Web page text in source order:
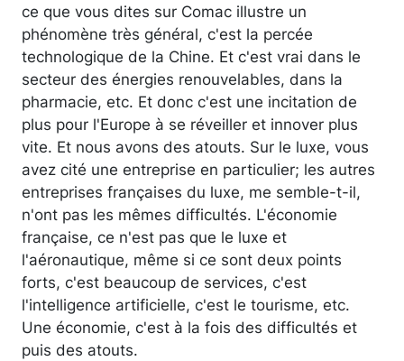
ce que vous dites sur Comac illustre un
phénomène très général, c'est la percée
technologique de la Chine. Et c'est vrai dans le
secteur des énergies renouvelables, dans la
pharmacie, etc. Et donc c'est une incitation de
plus pour l'Europe à se réveiller et innover plus
vite. Et nous avons des atouts. Sur le luxe, vous
avez cité une entreprise en particulier; les autres
entreprises françaises du luxe, me semble-t-il,
n'ont pas les mêmes difficultés. L'économie
française, ce n'est pas que le luxe et
l'aéronautique, même si ce sont deux points
forts, c'est beaucoup de services, c'est
l'intelligence artificielle, c'est le tourisme, etc.
Une économie, c'est à la fois des difficultés et
puis des atouts.